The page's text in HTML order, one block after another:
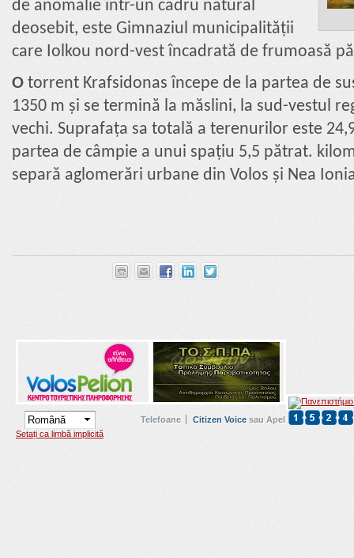
de anomalie într-un cadru natural
deosebit, este Gimnaziul municipalității
care Iolkou nord-vest încadrată de frumoasă
Ο torrent Krafsidonas începe de la partea de
1350 m și se termină la măslini, la sud-vestul
vechi. Suprafața sa totală a terenurilor este
partea de câmpie a unui spațiu 5,5 pătrat.
separă aglomerări urbane din Volos și Nea
Setați ca limbă implicită
Telefoane Citizen Voice sau Apel